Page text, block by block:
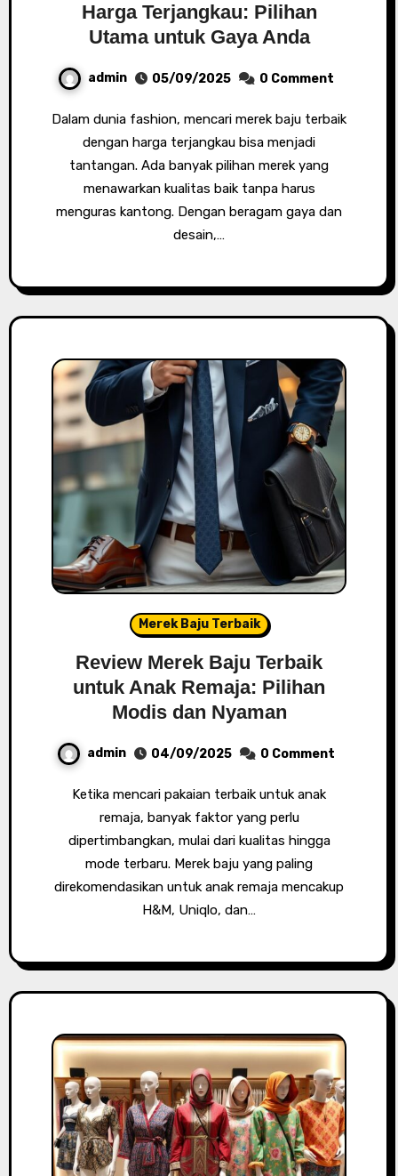
Harga Terjangkau: Pilihan
Utama untuk Gaya Anda
admin 05/09/2025 0 Comment
Dalam dunia fashion, mencari merek baju terbaik
dengan harga terjangkau bisa menjadi
tantangan. Ada banyak pilihan merek yang
menawarkan kualitas baik tanpa harus
menguras kantong. Dengan beragam gaya dan
desain,…
Merek Baju Terbaik
Review Merek Baju Terbaik
untuk Anak Remaja: Pilihan
Modis dan Nyaman
admin 04/09/2025 0 Comment
Ketika mencari pakaian terbaik untuk anak
remaja, banyak faktor yang perlu
dipertimbangkan, mulai dari kualitas hingga
mode terbaru. Merek baju yang paling
direkomendasikan untuk anak remaja mencakup
H&M, Uniqlo, dan…